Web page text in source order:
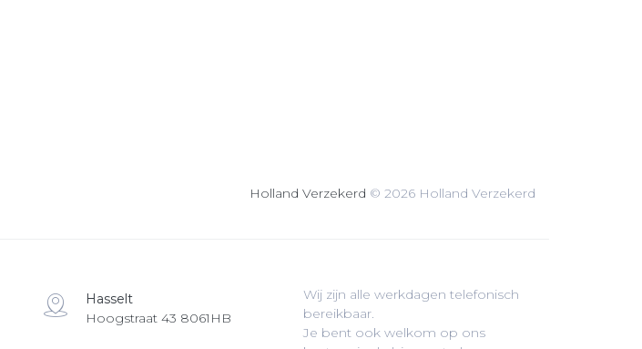
Holland Verzekerd © 2026 Holland Verzekerd
Hasselt
Hoogstraat 43 8061HB
Wij zijn alle werkdagen telefonisch
bereikbaar.
Je bent ook welkom op ons